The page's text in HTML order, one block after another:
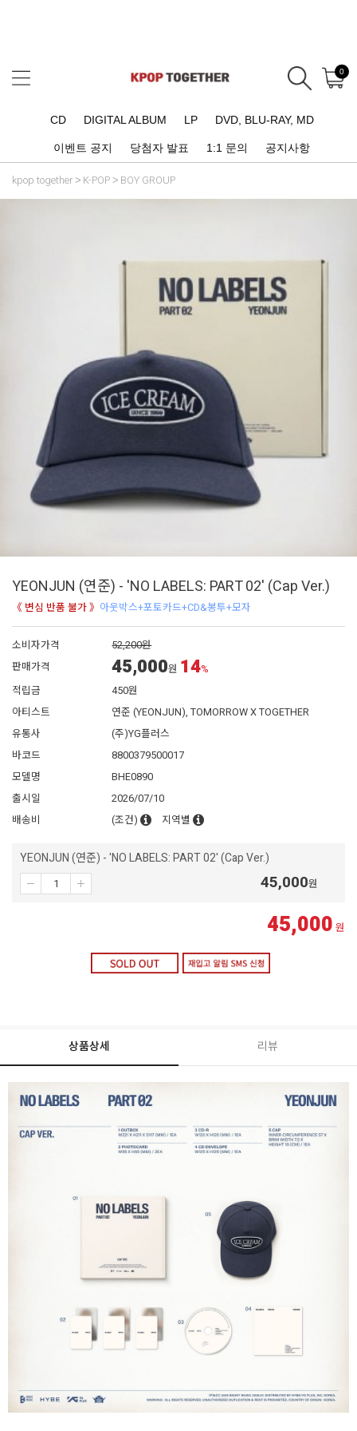
0
CD DIGITAL ALBUM LP DVD, BLU-RAY, MD
이벤트 공지 당첨자 발표 1:1 문의 공지사항
kpop together K-POP BOY GROUP
YEONJUN (연준) - 'NO LABELS: PART 02' (Cap Ver.)
《 변심 반품 불가 》 아웃박스+포토카드+CD&봉투+모자
소비자가격
52,200원
판매가격
45,000원 14%
적립금
450원
아티스트
연준 (YEONJUN), TOMORROW X TOGETHER
유통사
(주)YG플러스
바코드
8800379500017
모델명
BHE0890
출시일
2026/07/10
배송비
(조건) 지역별
YEONJUN (연준) - 'NO LABELS: PART 02' (Cap Ver.)
45,000원
45,000 원
상품상세 리뷰